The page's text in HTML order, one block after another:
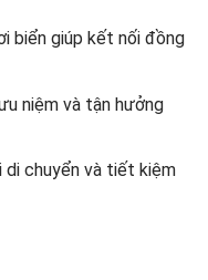
biển giúp kết nối đồng
niệm và tận hưởng
di chuyển và tiết kiệm